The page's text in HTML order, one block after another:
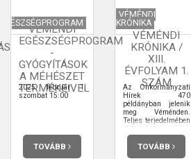
VÉMÉNDI
EGÉSZSÉGPROGRAM
-
GYÓGYÍTÁSOK
A MÉHÉSZET
TERMÉKEIVEL
2025. február 1.
szombat 15:00
TOVÁBB
VÉMÉNDI
KRÓNIKA
VÉMÉNDI
KRÓNIKA /
XIII.
ÉVFOLYAM 1.
SZÁM
Az Önkormányzati
Hírek 470
példányban jelenik
meg Véménden.
Teljes terjedelmében
elolvashatja.
TOVÁBB